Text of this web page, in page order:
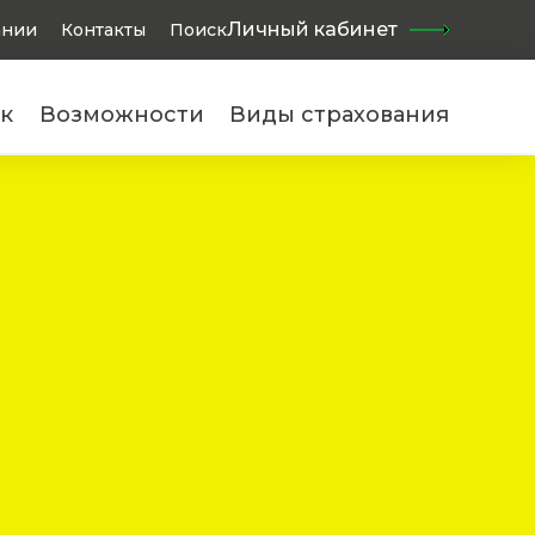
Контакты Поиск Найти
Личный кабинет
Возможности Виды страхования